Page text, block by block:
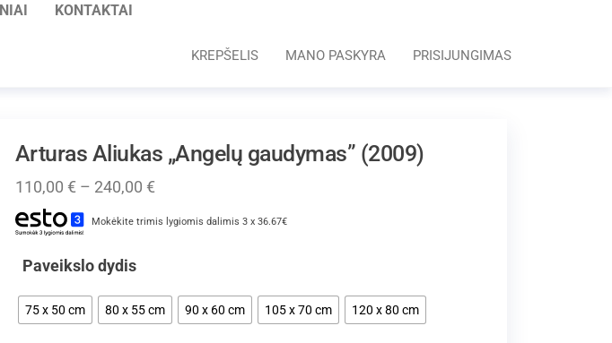
KONTAKTAI
KREPŠELIS MANO PASKYRA PRISIJUNGIMAS
Arturas Aliukas „Angelų gaudymas” (2009)
110,00 € – 240,00 €
Mokėkite trimis lygiomis dalimis 3 x 36.67€
Paveikslo dydis
75 x 50 cm 80 x 55 cm 90 x 60 cm 105 x 70 cm 120 x 80 cm